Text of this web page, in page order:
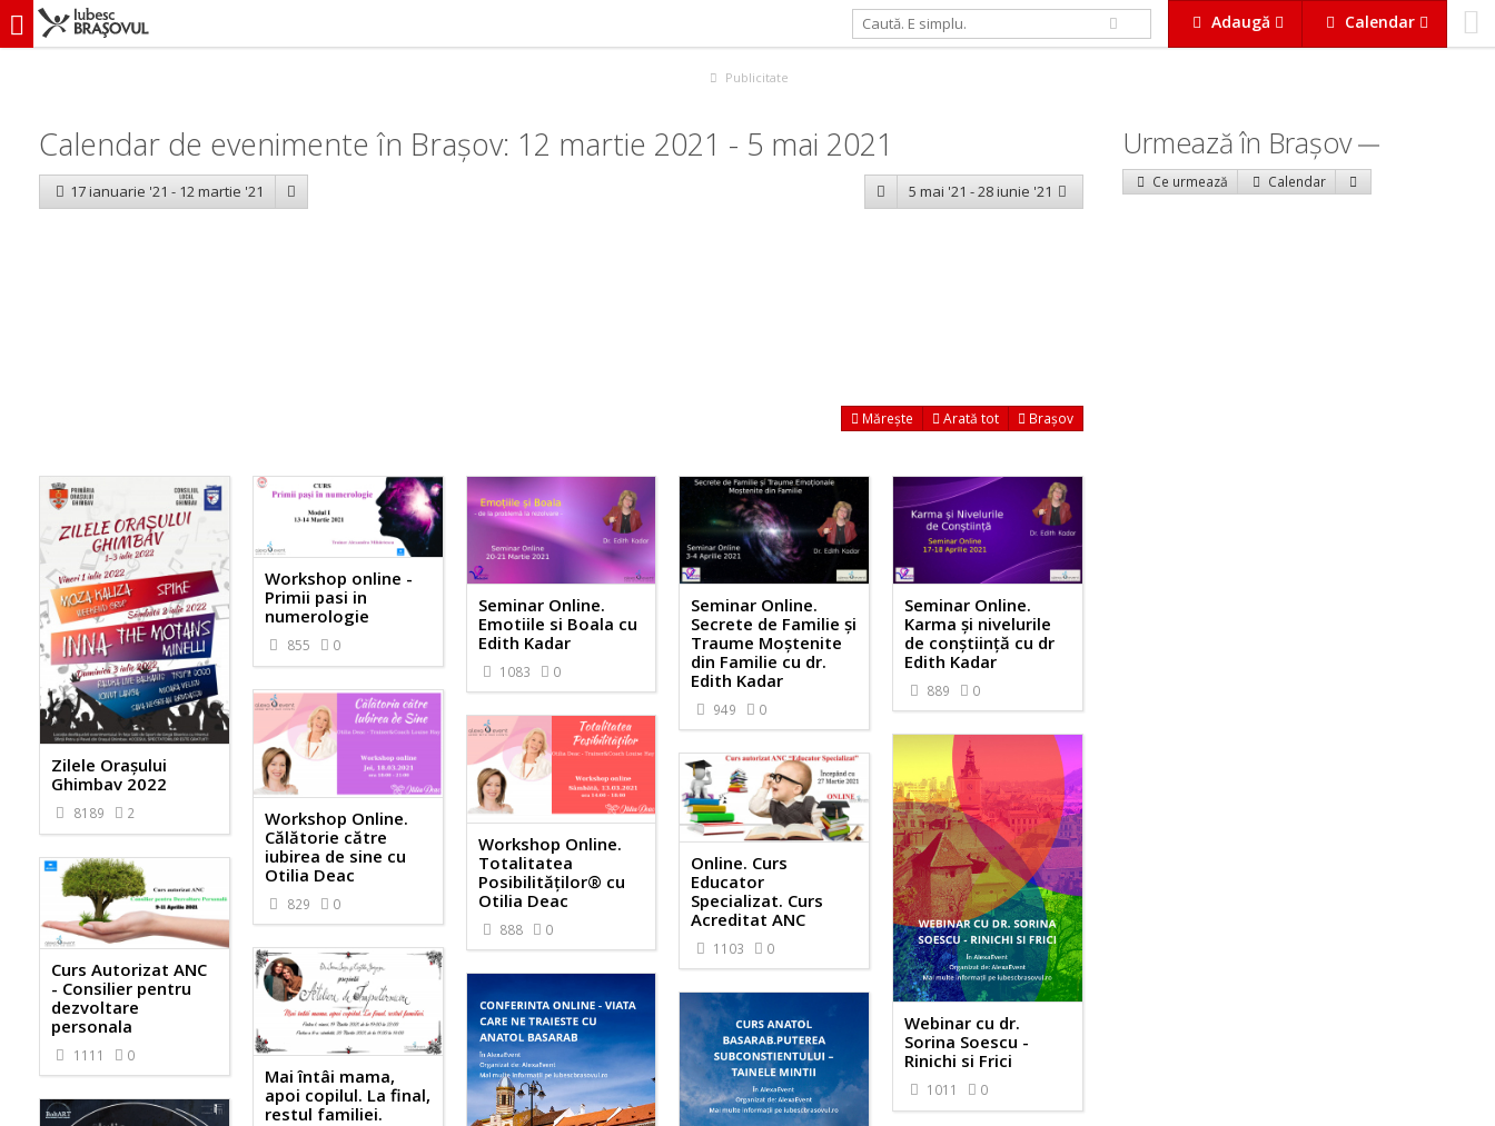
Adaugă Calendar
iubescbraşovul.ro
Publicitate
Calendar de evenimente în Brașov: 12 martie 2021 - 5 mai 2021
17 ianuarie '21 - 12 martie '21 5 mai '21 - 28 iunie '21
Mărește Arată tot Brașov
Zilele Orașului
Ghimbav 2022
8189 2
Workshop online -
Primii pasi in
numerologie
855 0
Seminar Online.
Emotiile si Boala cu
Edith Kadar
1083 0
Seminar Online.
Secrete de Familie și
Traume Moștenite
din Familie cu dr.
Edith Kadar
949 0
Seminar Online.
Karma și nivelurile
de conștiință cu dr
Edith Kadar
889 0
Workshop Online.
Călătorie către
iubirea de sine cu
Otilia Deac
829 0
Workshop Online.
Totalitatea
Posibilităților® cu
Otilia Deac
888 0
Webinar cu dr.
Sorina Soescu -
Rinichi si Frici
1011 0
Online. Curs
Educator
Specializat. Curs
Acreditat ANC
1103 0
Curs Autorizat ANC
- Consilier pentru
dezvoltare
personala
1111 0
Mai întâi mama,
apoi copilul. La final,
restul familiei.
Urmează în Braşov
Ce urmează Calendar